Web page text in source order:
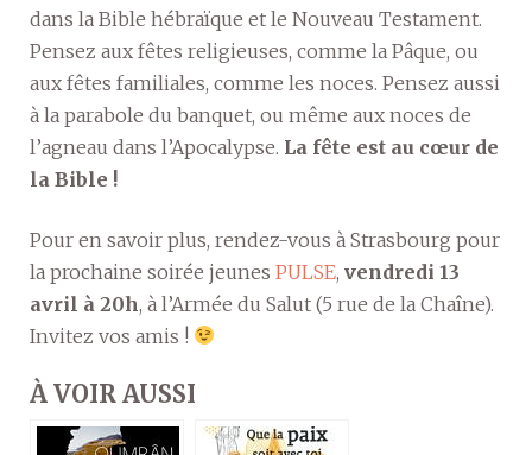
dans la Bible hébraïque et le Nouveau Testament.
Pensez aux fêtes religieuses, comme la Pâque, ou
aux fêtes familiales, comme les noces. Pensez aussi
à la parabole du banquet, ou même aux noces de
l’agneau dans l’Apocalypse. La fête est au cœur de
la Bible !
Pour en savoir plus, rendez-vous à Strasbourg pour
la prochaine soirée jeunes PULSE, vendredi 13
avril à 20h, à l’Armée du Salut (5 rue de la Chaîne).
Invitez vos amis !
À VOIR AUSSI